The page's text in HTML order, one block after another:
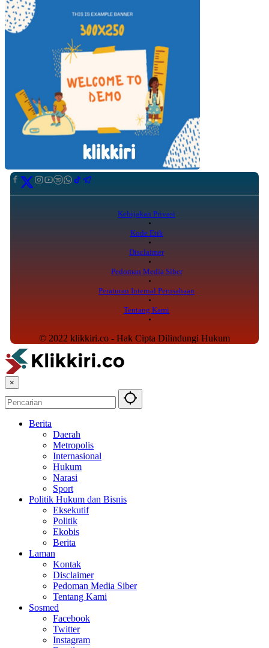
Kebijakan Privasi
Kode Etik
Disclaimer
Pedoman Media Siber
Peraturan Internal Perusahaan
Tentang Kami
© 2022 klikkiri.co - Hak Cipta Dilindungi Hukum
×
Berita
Daerah
Metropolis
Internasional
Hukum
Narasi
Sport
Politik Hukum dan Bisnis
Eksekutif
Politik
Ekobis
Berita
Laman
Kontak
Disclaimer
Pedoman Media Siber
Tentang Kami
Sosmed
Facebook
Twitter
Instagram